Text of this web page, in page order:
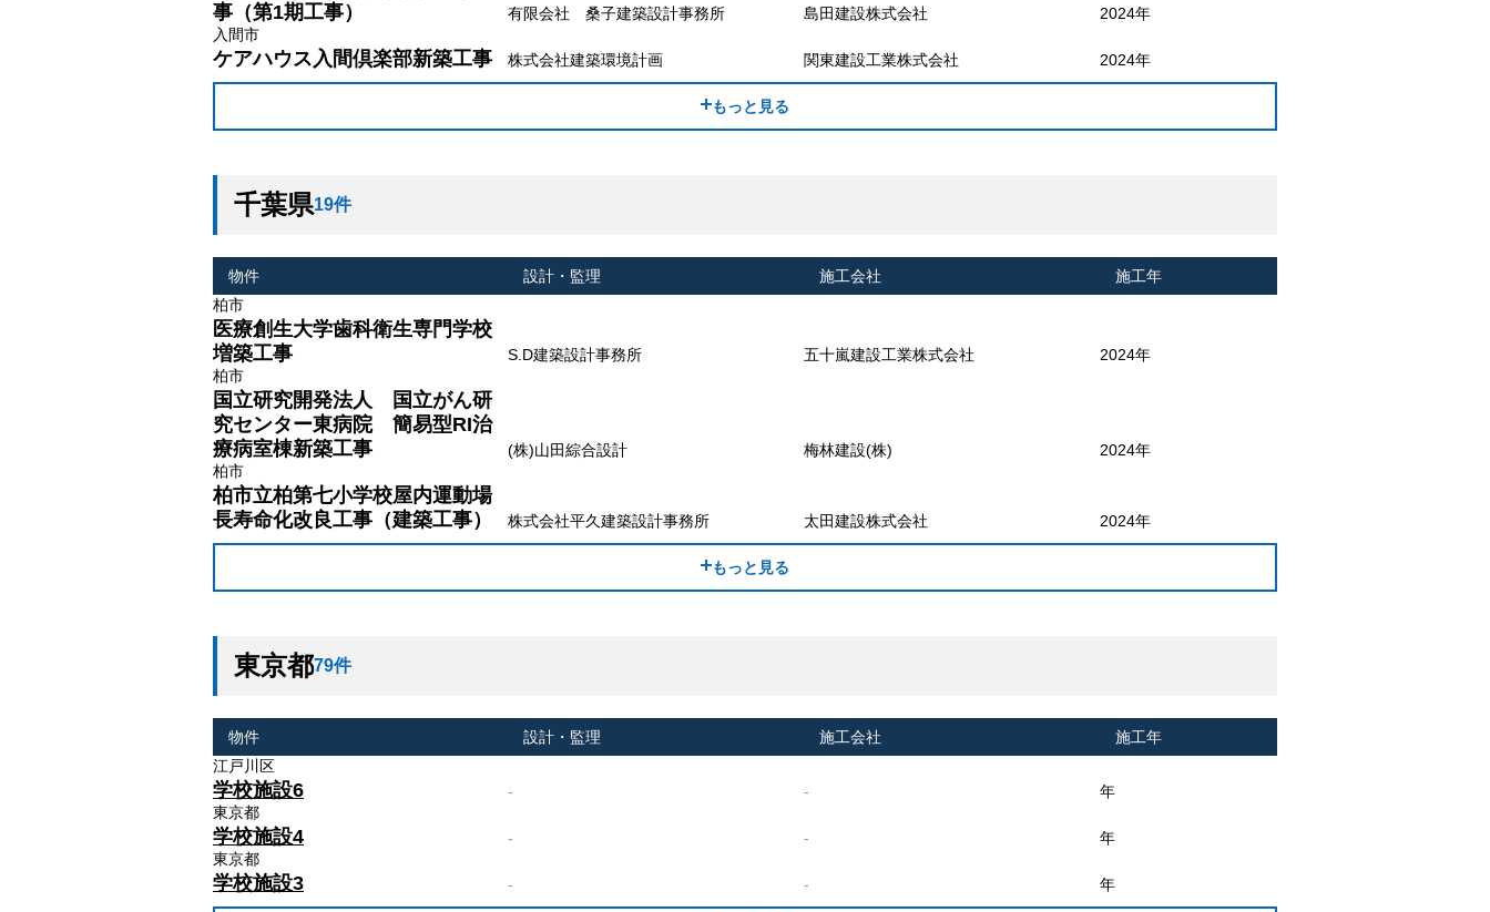
事（第1期工事）
有限会社 桑子建築設計事務所 島田建設株式会社
2024年
入間市
ケアハウス入間倶楽部新築工事 株式会社建築環境計画 関東建設工業株式会社 2024年
もっと見る
千葉県19件
物件 設計・監理 施工会社
施工年
柏市
医療創生大学歯科衛生専門学校
増築工事
S.D建築設計事務所 五十嵐建設工業株式会社
2024年
柏市
国立研究開発法人 国立がん研
究センター東病院 簡易型RI治
療病室棟新築工事
(株)山田綜合設計 梅林建設(株)
2024年
柏市
柏市立柏第七小学校屋内運動場
長寿命化改良工事（建築工事）
株式会社平久建築設計事務所 太田建設株式会社 2024年
もっと見る
東京都79件
物件 設計・監理 施工会社
施工年
江戸川区
学校施設6
年
東京都
学校施設4
年
東京都
学校施設3 年